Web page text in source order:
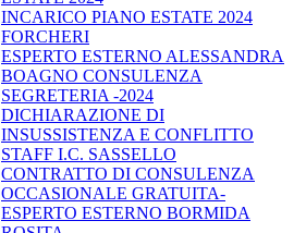
INCARICO PIANO ESTATE 2024
FORCHERI
ESPERTO ESTERNO ALESSANDRA
BOAGNO CONSULENZA
SEGRETERIA -2024
DICHIARAZIONE DI
INSUSSISTENZA E CONFLITTO
STAFF I.C. SASSELLO
CONTRATTO DI CONSULENZA
OCCASIONALE GRATUITA-
ESPERTO ESTERNO BORMIDA